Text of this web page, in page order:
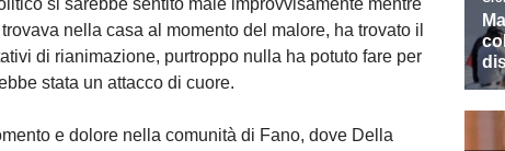
si sarebbe sentito male improvvisamente mentre
nella casa al momento del malore, ha trovato il
di rianimazione, purtroppo nulla ha potuto fare per
stata un attacco di cuore.
e dolore nella comunità di Fano, dove Della